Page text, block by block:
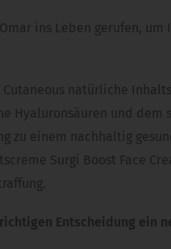
ins Leben gerufen,
natürliche
Hyaluronsäuren und
zu einem nachhaltig
Surgi Boost Face
Entscheidung ein